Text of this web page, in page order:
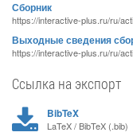
Сборник
https://interactive-plus.ru/ru/
Выходные сведения
https://interactive-plus.ru/ru/
Ссылка на экспорт
BibTeX
LaTeX / BibTeX (.bib)